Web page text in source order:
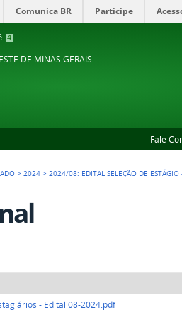
4
Comunica BR Participe
DE MINAS GERAIS
Fale
>2024 >2024/08: EDITAL SELEÇÃO DE
- Edital 08-2024.pdf